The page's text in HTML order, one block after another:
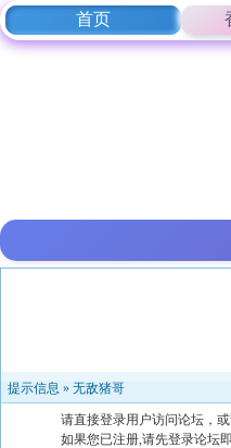
首页
提示信息 » 无敌猪哥
请直接登录用户访问论坛，
如果您已注册,请先登录论坛